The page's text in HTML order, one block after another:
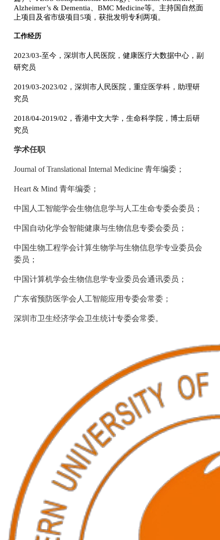
Alzheimer’s & Dementia、BMC Medicine等。主持国自然面
上项目及省市级项目5项，获批发明专利两项。
工作经历
2023/03-至今，深圳市人民医院，健康医疗大数据中心，副
研究员
2019/03-2023/02，深圳市人民医院，重症医学科，助理研
究员
2018/04-2019/02，香港中文大学，生命科学院，博士后研
究员
学术任职
Journal of Translational Internal Medicine 青年编委 ；
Heart & Mind 青年编委 ；
中国人工智能学会生物信息学与人工生命专委会委员；
中国自动化学会智能健康与生物信息专委会委员；
中国生物工程学会计算生物学与生物信息学专业委员会
委员；
中国计算机学会生物信息学专业委员会通讯委员；
广东省预防医学会人工智能应用专委会常委；
深圳市卫生经济学会卫生统计专委会常委。